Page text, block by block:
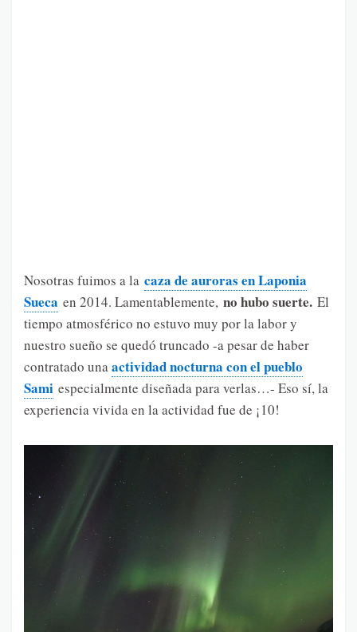
Nosotras fuimos a la caza de auroras en Laponia
Sueca en 2014. Lamentablemente, no hubo suerte. El
tiempo atmosférico no estuvo muy por la labor y
nuestro sueño se quedó truncado -a pesar de haber
contratado unaactividad nocturna con el pueblo
Sami especialmente diseñada para verlas…- Eso sí, la
experiencia vivida en la actividad fue de ¡10!